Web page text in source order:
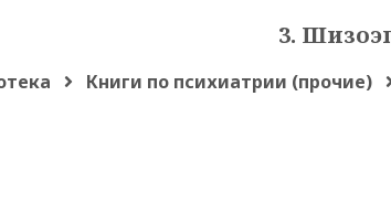
3.
Книги по психиатрии (прочие)